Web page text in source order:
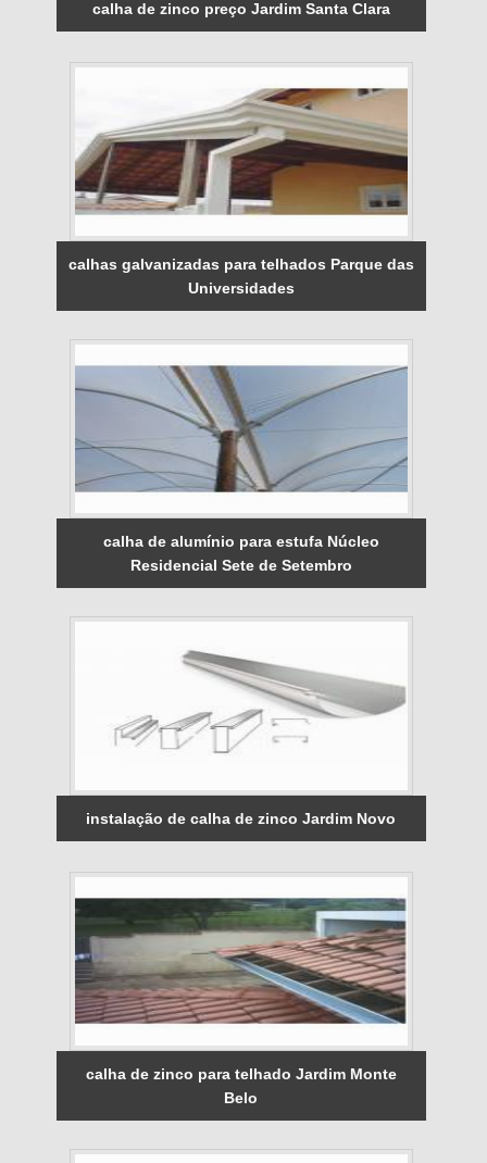
calha de zinco preço Jardim Santa Clara
calhas galvanizadas para telhados Parque das
Universidades
calha de alumínio para estufa Núcleo
Residencial Sete de Setembro
instalação de calha de zinco Jardim Novo
calha de zinco para telhado Jardim Monte
Belo